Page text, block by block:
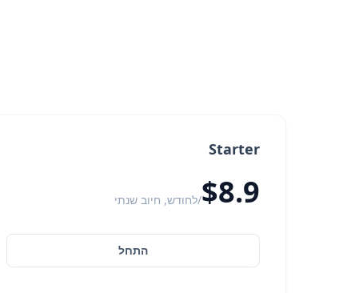
Starter
$8.9/לחודש, חיוב שנתי
התחל